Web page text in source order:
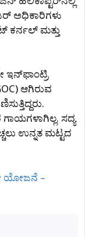
ಅಧಿಕಾರಿಗಳು
ಕರ್ನಲ್ ಮತ್ತು
ಇನ್‌ಫಾಂಟ್ರಿ
ಆಗಿರುವ
ಸದ್ಯ
ಉನ್ನತ ಮಟ್ಟದ
ಯೋಜನೆ –